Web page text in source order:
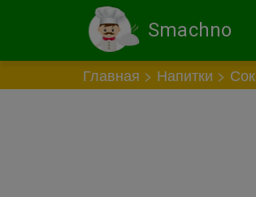
Smachno
Главная Напитки Сок